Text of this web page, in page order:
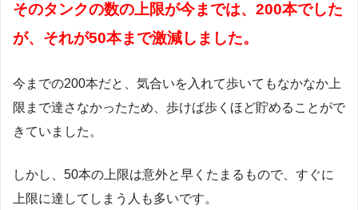
そのタンクの数の上限が今までは、200本でした
が、それが50本まで激減しました。
今までの200本だと、気合いを入れて歩いてもなかなか上
限まで達さなかったため、歩けば歩くほど貯めることがで
きていました。
しかし、50本の上限は意外と早くたまるもので、すぐに
上限に達してしまう人も多いです。